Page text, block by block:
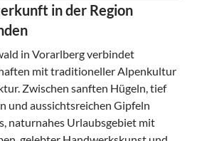
in der Region
in Vorarlberg verbindet
mit traditioneller Alpenkultur
Zwischen sanften Hügeln, tief
und aussichtsreichen Gipfeln
naturnahes Urlaubsgebiet mit